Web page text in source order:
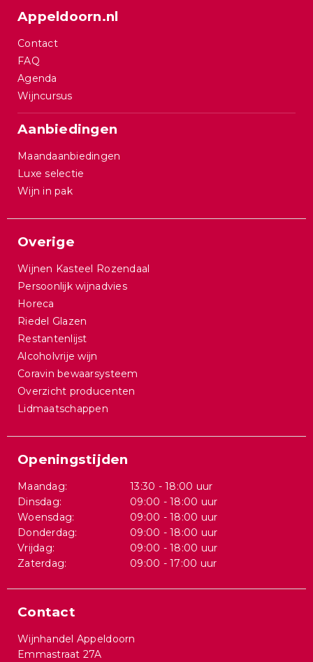
Appeldoorn.nl
Contact
FAQ
Agenda
Wijncursus
Aanbiedingen
Maandaanbiedingen
Luxe selectie
Wijn in pak
Overige
Wijnen Kasteel Rozendaal
Persoonlijk wijnadvies
Horeca
Riedel Glazen
Restantenlijst
Alcoholvrije wijn
Coravin bewaarsysteem
Overzicht producenten
Lidmaatschappen
Openingstijden
Maandag:
13:30 - 18:00 uur
Dinsdag:
09:00 - 18:00 uur
Woensdag:
09:00 - 18:00 uur
Donderdag:
09:00 - 18:00 uur
Vrijdag:
09:00 - 18:00 uur
Zaterdag:
09:00 - 17:00 uur
Contact
Wijnhandel Appeldoorn
Emmastraat 27A